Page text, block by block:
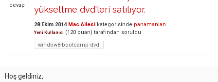
cevap
yükseltme dvd'leri satılıyor.
28 Ekim 2014 Mac Ailesi kategorisinde panamanian
Yeni Kullanıcı (120 puan) tarafından soruldu
window8-bootcamp-dvd
Hoş geldiniz,